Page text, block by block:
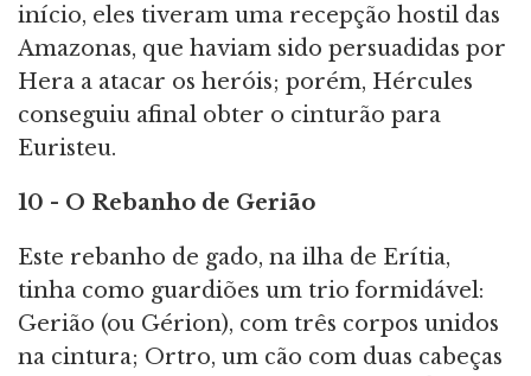
início, eles tiveram uma recepção hostil das
Amazonas, que haviam sido persuadidas por
Hera a atacar os heróis; porém, Hércules
conseguiu afinal obter o cinturão para
Euristeu.
10 - O Rebanho de Gerião
Este rebanho de gado, na ilha de Erítia,
tinha como guardiões um trio formidável:
Gerião (ou Gérion), com três corpos unidos
na cintura; Ortro, um cão com duas cabeças